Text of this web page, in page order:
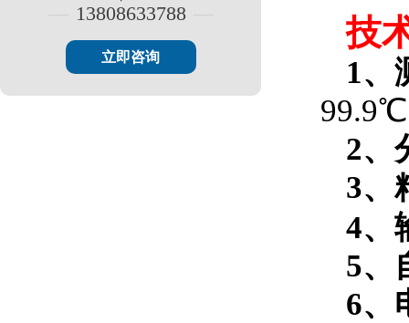
13808633788
立即咨询
技
1、
99.9℃
2、
3
4、
5、
6、